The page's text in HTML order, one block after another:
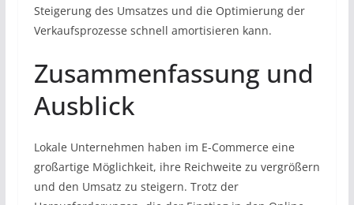
Steigerung des Umsatzes und die Optimierung der
Verkaufsprozesse schnell amortisieren kann.
Zusammenfassung und
Ausblick
Lokale Unternehmen haben im E-Commerce eine
großartige Möglichkeit, ihre Reichweite zu vergrößern
und den Umsatz zu steigern. Trotz der